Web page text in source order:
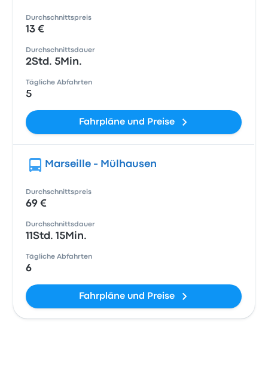
Durchschnittspreis
13 €
Durchschnittsdauer
2Std. 5Min.
Tägliche Abfahrten
5
Fahrpläne und Preise
Marseille - Mülhausen
Durchschnittspreis
69 €
Durchschnittsdauer
11Std. 15Min.
Tägliche Abfahrten
6
Fahrpläne und Preise